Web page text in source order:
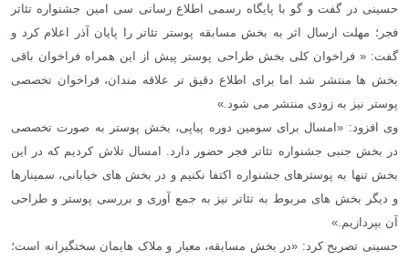
حسینی در گفت و گو با پایگاه رسمی اطلاع رسانی سی امین جشنواره تئاتر
فجر؛ مهلت ارسال اثر به بخش مسابقه پوستر تئاتر را پایان آذر اعلام کرد و
گفت: « فراخوان کلی بخش طراحی پوستر پیش از این همراه فراخوان باقی
بخش ها منتشر شد اما برای اطلاع دقیق تر علاقه مندان، فراخوان تخصصی
پوستر نیز به زودی منتشر می شود.»
وی افزود: «امسال برای سومین دوره پیاپی، بخش پوستر به صورت تخصصی
در بخش جنبی جشنواره تئاتر فجر حضور دارد. امسال تلاش کردیم که در این
بخش تنها به پوسترهای جشنواره اکتفا نکنیم و در بخش های خیابانی، سمینارها
و دیگر بخش های مربوط به تئاتر نیز به جمع آوری و بررسی پوستر و طراحی
آن بپردازیم.»
حسینی تصریح کرد: «در بخش مسابقه، معیار و ملاک هایمان سختگیرانه است؛